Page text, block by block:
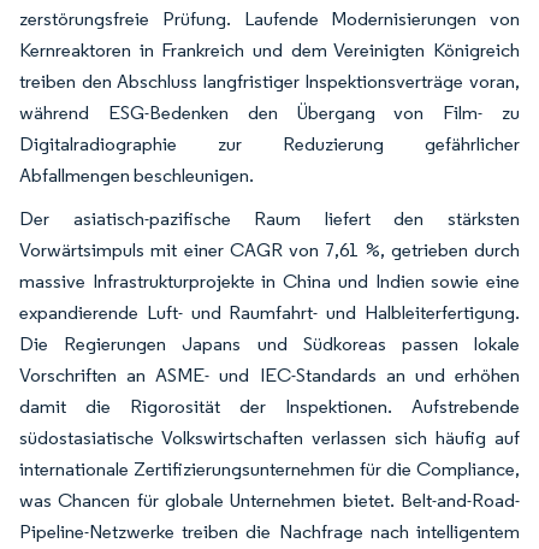
zerstörungsfreie Prüfung. Laufende Modernisierungen von
Kernreaktoren in Frankreich und dem Vereinigten Königreich
treiben den Abschluss langfristiger Inspektionsverträge voran,
während ESG-Bedenken den Übergang von Film- zu
Digitalradiographie zur Reduzierung gefährlicher
Abfallmengen beschleunigen.
Der asiatisch-pazifische Raum liefert den stärksten
Vorwärtsimpuls mit einer CAGR von 7,61 %, getrieben durch
massive Infrastrukturprojekte in China und Indien sowie eine
expandierende Luft- und Raumfahrt- und Halbleiterfertigung.
Die Regierungen Japans und Südkoreas passen lokale
Vorschriften an ASME- und IEC-Standards an und erhöhen
damit die Rigorosität der Inspektionen. Aufstrebende
südostasiatische Volkswirtschaften verlassen sich häufig auf
internationale Zertifizierungsunternehmen für die Compliance,
was Chancen für globale Unternehmen bietet. Belt-and-Road-
Pipeline-Netzwerke treiben die Nachfrage nach intelligentem